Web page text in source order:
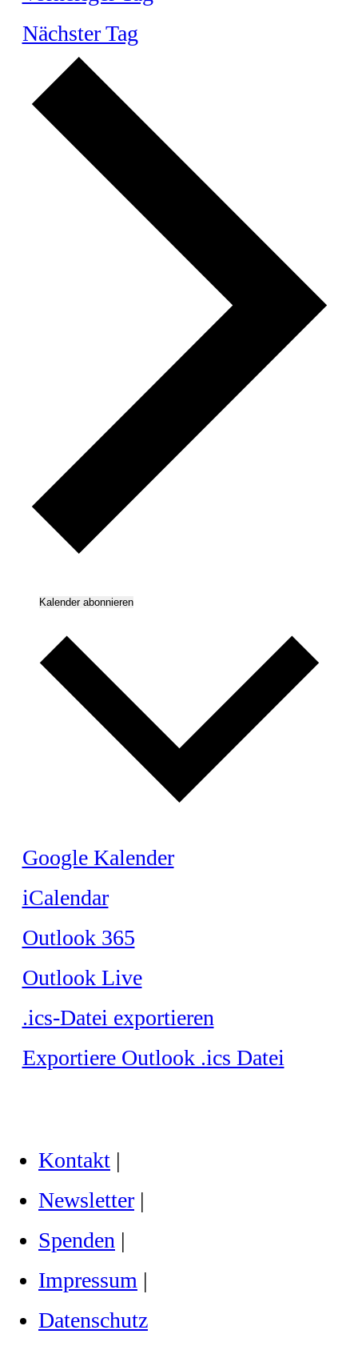
Nächster Tag
Kalender abonnieren
Google Kalender
iCalendar
Outlook 365
Outlook Live
.ics-Datei exportieren
Exportiere Outlook .ics Datei
Kontakt |
Newsletter |
Spenden |
Impressum |
Datenschutz